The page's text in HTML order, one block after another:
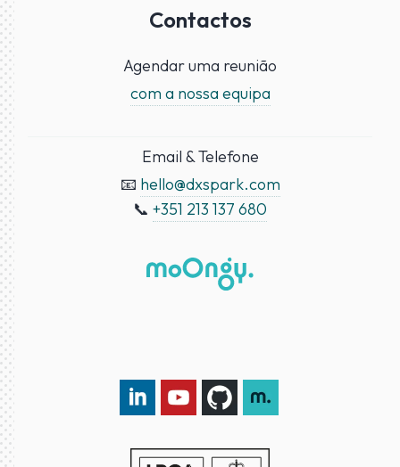
Contactos
Agendar uma reunião
com a nossa equipa
Email & Telefone
📧 hello@dxspark.com
📞 +351 213 137 680